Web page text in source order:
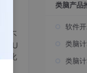
不
化
类脑产品
软件
类脑
类脑